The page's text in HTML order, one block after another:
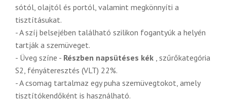
sótól, olajtól és portól, valamint megkönnyíti a
tisztításukat.
- A szíj belsejében található szilikon fogantyúk a helyén
tartják a szemüveget.
- Üveg színe - Részben napsütéses kék , szűrőkategória
S2, fényáteresztés (VLT) 22%.
- A csomag tartalmaz egy puha szemüvegtokot, amely
tisztítókendőként is használható.